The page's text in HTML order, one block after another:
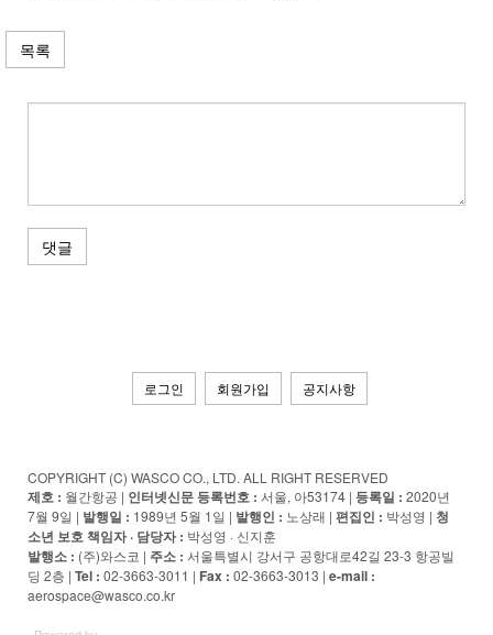
목록
댓글
로그인 회원가입 공지사항
COPYRIGHT (C) WASCO CO., LTD. ALL RIGHT RESERVED
제호 : 월간항공 | 인터넷신문 등록번호 : 서울, 아53174 | 등록일 : 2020년
7월 9일 | 발행일 : 1989년 5월 1일 | 발행인 : 노상래 | 편집인 : 박성영 | 청
소년 보호 책임자 · 담당자: 박성영 · 신지훈
발행소 : (주)와스코 | 주소 : 서울특별시 강서구 공항대로42길 23-3 항공빌
딩 2층 | Tel : 02-3663-3011 | Fax : 02-3663-3013 | e-mail :
aerospace@wasco.co.kr